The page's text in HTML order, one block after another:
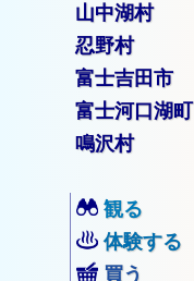
山中湖村
忍野村
富士吉田市
富士河口湖町
鳴沢村
観る
体験する
買う